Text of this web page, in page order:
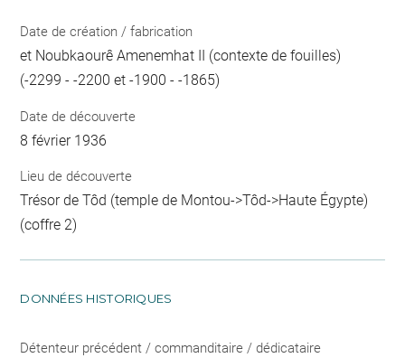
Date de création / fabrication
et Noubkaourê Amenemhat II (contexte de fouilles)
(-2299 - -2200 et -1900 - -1865)
Date de découverte
8 février 1936
Lieu de découverte
Trésor de Tôd (temple de Montou->Tôd->Haute Égypte)
(coffre 2)
DONNÉES HISTORIQUES
Détenteur précédent / commanditaire / dédicataire